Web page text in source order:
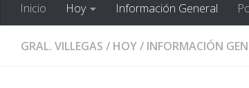
Inicio Hoy Información General
GRAL. VILLEGAS / HOY/ INFORMACIÓN